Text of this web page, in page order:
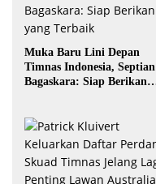
Muka Baru Lini Depan
Timnas Indonesia, Septian
Bagaskara: Siap Berikan